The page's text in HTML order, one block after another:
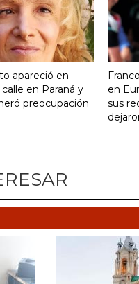
apareció en
en Paraná y
preocupación
en
sus